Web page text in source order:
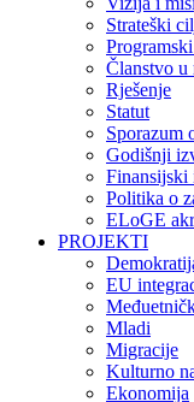
Strateški
Članstvo u
Rješenje
Statut
Sporazum
Godišnji
Finansijski
Politika o
ELoGE
PROJEKTI
EU
Mladi
Migracije
Kulturno
Ekonomija